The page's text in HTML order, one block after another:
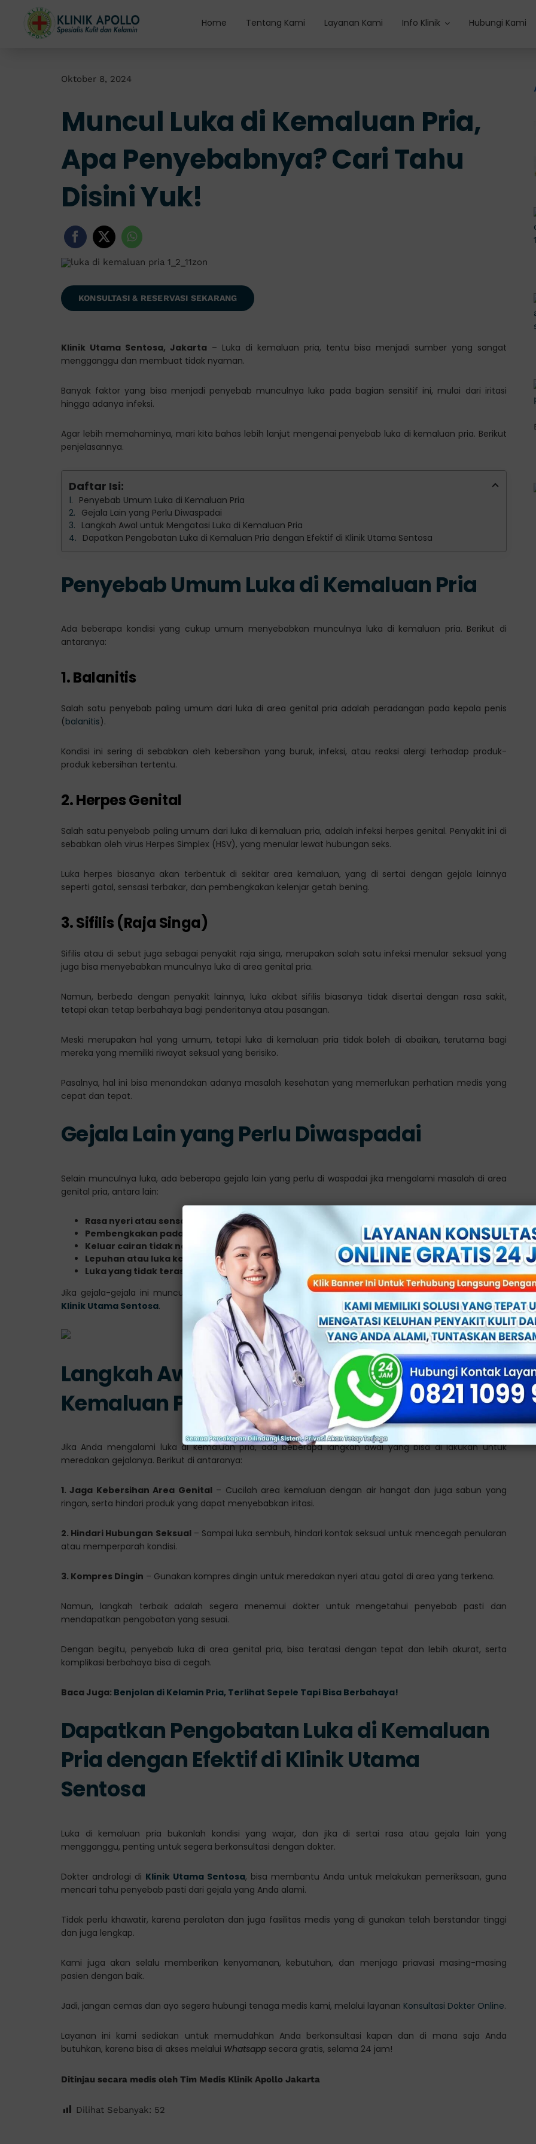
content
Home Tentang Kami Layanan Kami Info Klinik Hubungi Kami
Oktober 8, 2024
Muncul Luka di Kemaluan Pria,
Apa Penyebabnya? Cari Tahu
Disini Yuk!
KONSULTASI & RESERVASI SEKARANG
Klinik Utama Sentosa, Jakarta– Luka di kemaluan pria, tentu bisa menjadi sumber yang sangat
mengganggu dan membuat tidak nyaman.
Banyak faktor yang bisa menjadi penyebab munculnya luka pada bagian sensitif ini, mulai dari iritasi
hingga adanya infeksi.
Agar lebih memahaminya, mari kita bahas lebih lanjut mengenai penyebab luka di kemaluan pria. Berikut
penjelasannya.
Daftar Isi:
Penyebab Umum Luka di Kemaluan Pria
Gejala Lain yang Perlu Diwaspadai
Langkah Awal untuk Mengatasi Luka di Kemaluan Pria
Dapatkan Pengobatan Luka di Kemaluan Pria dengan Efektif di Klinik Utama Sentosa
Penyebab Umum Luka di Kemaluan Pria
Ada beberapa kondisi yang cukup umum menyebabkan munculnya luka di kemaluan pria. Berikut di
antaranya:
1. Balanitis
Salah satu penyebab paling umum dari luka di area genital pria adalah peradangan pada kepala penis
(balanitis).
Kondisi ini sering di sebabkan oleh kebersihan yang buruk, infeksi, atau reaksi alergi terhadap produk-
produk kebersihan tertentu.
2. Herpes Genital
Salah satu penyebab paling umum dari luka di kemaluan pria, adalah infeksi herpes genital. Penyakit ini di
sebabkan oleh virus Herpes Simplex (HSV), yang menular lewat hubungan seks.
Luka herpes biasanya akan terbentuk di sekitar area kemaluan, yang di sertai dengan gejala lainnya
seperti gatal, sensasi terbakar, dan pembengkakan kelenjar getah bening.
3. Sifilis (Raja Singa)
Sifilis atau di sebut juga sebagai penyakit raja singa, merupakan salah satu infeksi menular seksual yang
juga bisa menyebabkan munculnya luka di area genital pria.
Namun, berbeda dengan penyakit lainnya, luka akibat sifilis biasanya tidak disertai dengan rasa sakit,
tetapi akan tetap berbahaya bagi penderitanya atau pasangan.
Meski merupakan hal yang umum, tetapi luka di kemaluan pria tidak boleh di abaikan, terutama bagi
mereka yang memiliki riwayat seksual yang berisiko.
Pasalnya, hal ini bisa menandakan adanya masalah kesehatan yang memerlukan perhatian medis yang
cepat dan tepat.
Gejala Lain yang Perlu Diwaspadai
Selain munculnya luka, ada beberapa gejala lain yang perlu di waspadai jika mengalami masalah di area
genital pria, antara lain:
Rasa nyeri atau sensasi perih saat kencing
Pembengkakan pada kelenjar getah bening di area selangkangan
Keluar cairan tidak normal dari penis, yang disertai dengan bau tidak sedap
Lepuhan atau luka kecil yang sulit sembuh
Luka yang tidak terasa sakit (luka sifilis)
Jika gejala-gejala ini muncul, segeralah konsultasikan dengan dokter spesialis yang berpengalaman di
Klinik Utama Sentosa.
Langkah Awal untuk Mengatasi Luka di
Kemaluan Pria
Jika Anda mengalami luka di kemaluan pria, ada beberapa langkah awal yang bisa di lakukan untuk
meredakan gejalanya. Berikut di antaranya:
1. Jaga Kebersihan Area Genital– Cucilah area kemaluan dengan air hangat dan juga sabun yang
ringan, serta hindari produk yang dapat menyebabkan iritasi.
2. Hindari Hubungan Seksual– Sampai luka sembuh, hindari kontak seksual untuk mencegah penularan
atau memperparah kondisi.
3. Kompres Dingin – Gunakan kompres dingin untuk meredakan nyeri atau gatal di area yang terkena.
Namun, langkah terbaik adalah segera menemui dokter untuk mengetahui penyebab pasti dan
mendapatkan pengobatan yang sesuai.
Dengan begitu, penyebab luka di area genital pria, bisa teratasi dengan tepat dan lebih akurat, serta
komplikasi berbahaya bisa di cegah.
Baca Juga: Benjolan di Kelamin Pria, Terlihat Sepele Tapi Bisa Berbahaya!
Dapatkan Pengobatan Luka di Kemaluan
Pria dengan Efektif di Klinik Utama
Sentosa
Luka di kemaluan pria bukanlah kondisi yang wajar, dan jika di sertai rasa atau gejala lain yang
mengganggu, penting untuk segera berkonsultasi dengan dokter.
Dokter andrologi di Klinik Utama Sentosa, bisa membantu Anda untuk melakukan pemeriksaan, guna
mencari tahu penyebab pasti dari gejala yang Anda alami.
Tidak perlu khawatir, karena peralatan dan juga fasilitas medis yang di gunakan telah berstandar tinggi
dan juga lengkap.
Kami juga akan selalu memberikan kenyamanan, kebutuhan, dan menjaga priavasi masing-masing
pasien dengan baik.
Jadi, jangan cemas dan ayo segera hubungi tenaga medis kami, melalui layanan Konsultasi Dokter Online.
Layanan ini kami sediakan untuk memudahkan Anda berkonsultasi kapan dan di mana saja Anda
butuhkan, karena bisa di akses melalui Whatsappsecara gratis, selama 24 jam!
Ditinjau secara medis oleh Tim Medis Klinik Apollo Jakarta
Dilihat Sebanyak: 52